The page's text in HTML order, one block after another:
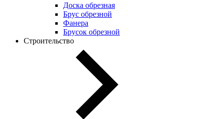
Доска обрезная
Брус обрезной
Фанера
Брусок обрезной
Строительство